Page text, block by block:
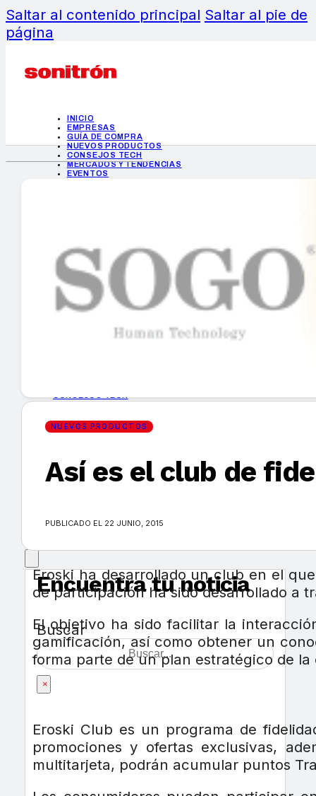
Saltar al contenido principal Saltar al pie de
página
INICIO
EMPRESAS
GUÍA DE COMPRA
NUEVOS PRODUCTOS
CONSEJOS TECH
MERCADOS Y TENDENCIAS
EVENTOS
INICIO
EMPRESAS
GUÍA DE COMPRA
MERCADOS Y TENDENCIAS
EVENTOS
Encuentra tu noticia
Buscar
×
NUEVOS PRODUCTOS
Así es el club de
PUBLICADO EL 22 JUNIO, 2015
Eroski ha desarrollado un club en el
de participación ha sido desarrollado a
El objetivo ha sido facilitar la
gamificación, así como obtener un
forma parte de un plan estratégico de
Eroski Club es un programa de
promociones y ofertas exclusivas,
multitarjeta, podrán acumular puntos